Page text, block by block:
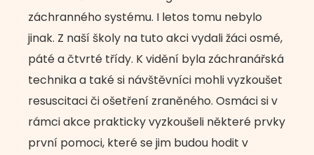
záchranného systému. I letos tomu nebylo
jinak. Z naší školy na tuto akci vydali žáci osmé,
páté a čtvrté třídy. K vidění byla záchranářská
technika a také si návštěvníci mohli vyzkoušet
resuscitaci či ošetření zraněného. Osmáci si v
rámci akce prakticky vyzkoušeli některé prvky
první pomoci, které se jim budou hodit v